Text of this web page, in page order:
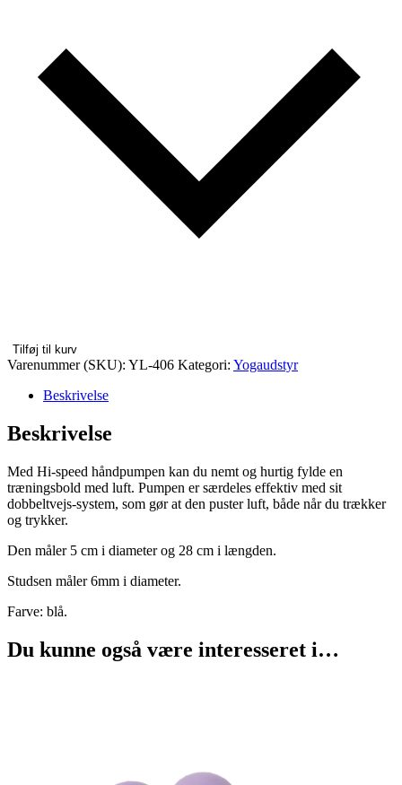
Tilføj til kurv
Varenummer (SKU): YL-406 Kategori: Yogaudstyr
Beskrivelse
Beskrivelse
Med Hi-speed håndpumpen kan du nemt og hurtig fylde en
træningsbold med luft. Pumpen er særdeles effektiv med sit
dobbeltvejs-system, som gør at den puster luft, både når du trækker
og trykker.
Den måler 5 cm i diameter og 28 cm i længden.
Studsen måler 6mm i diameter.
Farve: blå.
Du kunne også være interesseret i…